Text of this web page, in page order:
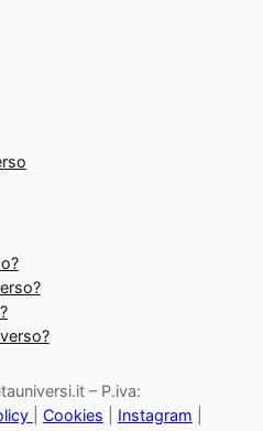
– P.iva:
Cookies Instagram